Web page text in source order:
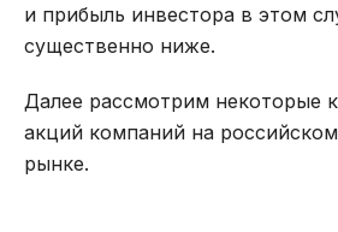
и прибыль инвестора в этом
существенно ниже.
Далее рассмотрим некоторые
акций компаний на
рынке.